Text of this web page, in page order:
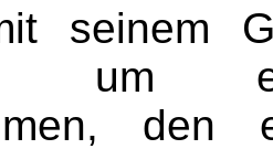
seinem
um